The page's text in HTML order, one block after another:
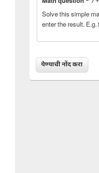
Solve this simple
enter the result. E.g.